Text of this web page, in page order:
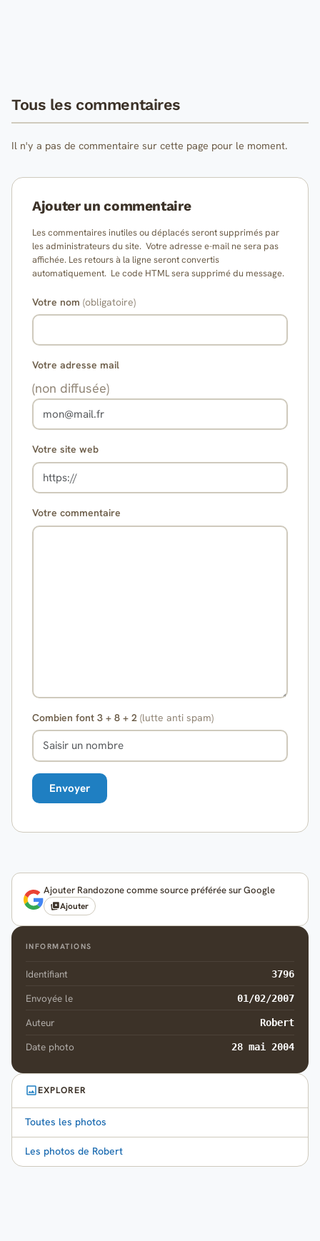
Tous les commentaires
Il n'y a pas de commentaire sur cette page pour le moment.
Ajouter un commentaire
Les commentaires inutiles ou déplacés seront supprimés par
les administrateurs du site. Votre adresse e-mail ne sera pas
affichée. Les retours à la ligne seront convertis
automatiquement. Le code HTML sera supprimé du message.
Votre nom (obligatoire)
Votre adresse mail
(non diffusée)
Votre site web
Votre commentaire
Combien font 3 + 8 + 2 (lutte anti spam)
Ajouter Randozone comme source préférée sur Google
Ajouter
INFORMATIONS
Identifiant 3796
Envoyée le 01/02/2007
Auteur Robert
Date photo 28 mai 2004
EXPLORER
Toutes les photos
Les photos de Robert